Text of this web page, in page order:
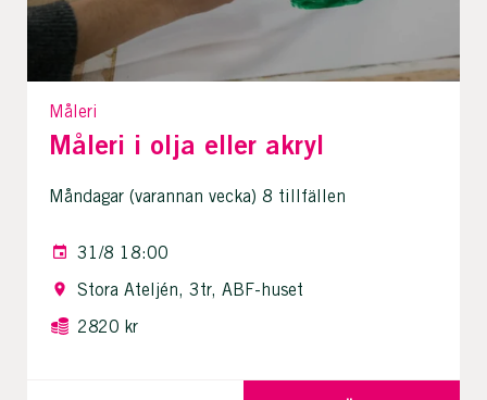
Måleri
Måleri i olja eller akryl
Måndagar (varannan vecka) 8 tillfällen
31/8 18:00
Stora Ateljén, 3tr, ABF-huset
2820 kr